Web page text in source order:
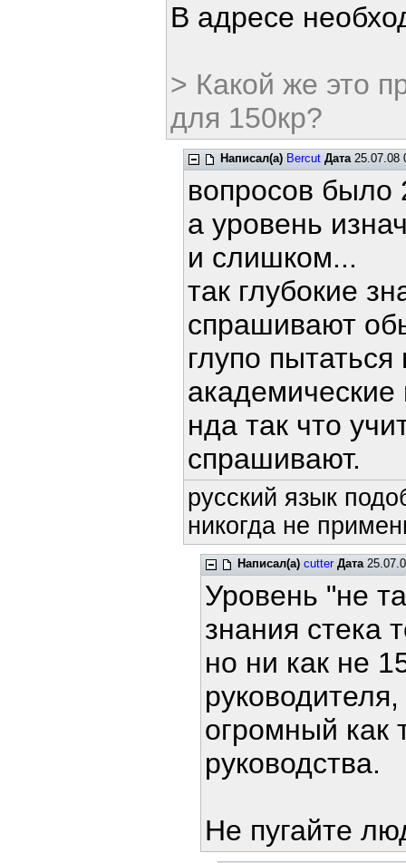
В адресе
> Какой же это
для 150кр?
Написал(а) Bercut Дата25.07.08
вопросов было
а уровень
и слишком...
так глубокие
спрашивают
глупо пытаться
академические
нда так что
спрашивают.
русский язык
никогда не
Написал(а) cutter Дата
Уровень "не
знания стека
но ни как не
огромный как
руководства.
Не пугайте